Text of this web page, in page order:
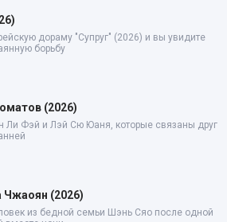
дораму "Супруг" (2026) и вы увидите
борьбу
(2026)
Ли Фэй и Лэй Сю Юаня, которые связаны друг
Чжаоян (2026)
из бедной семьи Шэнь Сяо после одной